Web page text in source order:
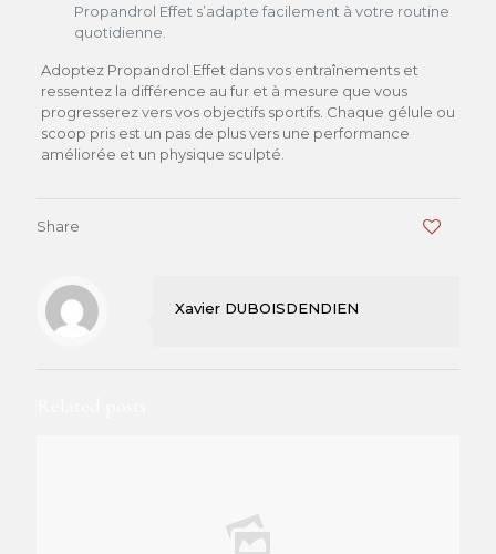
Propandrol Effet s’adapte facilement à votre routine
quotidienne.
Adoptez Propandrol Effet dans vos entraînements et
ressentez la différence au fur et à mesure que vous
progresserez vers vos objectifs sportifs. Chaque gélule ou
scoop pris est un pas de plus vers une performance
améliorée et un physique sculpté.
Share
Xavier DUBOISDENDIEN